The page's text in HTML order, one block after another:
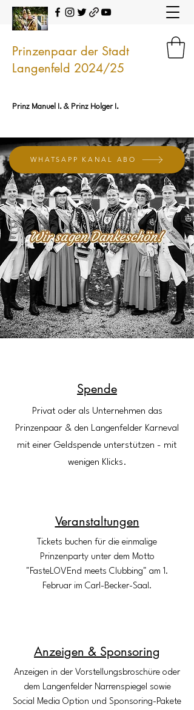
Prinzenpaar der Stadt
Langenfeld 2024/25
Prinz Manuel I. & Prinz Holger I.
WHATSAPP KANAL ABO
Spende
Privat oder als Unternehmen das
Prinzenpaar & den Langenfelder Karneval
mit einer Geldspende unterstützen - mit
wenigen Klicks.
Veranstaltungen
Tickets buchen für die einmalige
Prinzenparty unter dem Motto
"FasteLOVEnd meets Clubbing" am 1.
Februar im Carl-Becker-Saal.
Anzeigen & Sponsoring
Anzeigen in der Vorstellungsbroschüre oder
dem Langenfelder Narrenspiegel sowie
Social Media Option und Sponsoring-Pakete